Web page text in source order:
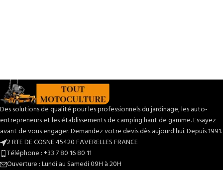
Des solutions de qualité pour les professionnels du jardinage, les auto-
entrepreneurs et les établissements de camping haut de gamme. Essayez
avant de vous engager. Demandez votre devis dès aujourd'hui. Depuis 1991.
2 RTE DE COSNE 45420 FAVERELLES FRANCE
Téléphone : +33 7 80 16 80 11
Ouverture : Lundi au Samedi 09H à 20H